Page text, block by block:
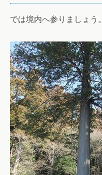
では境内へ参りましょう。